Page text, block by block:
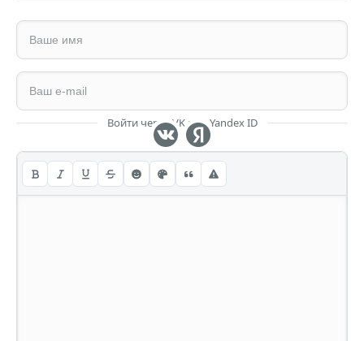
Войти через VK или Yandex ID